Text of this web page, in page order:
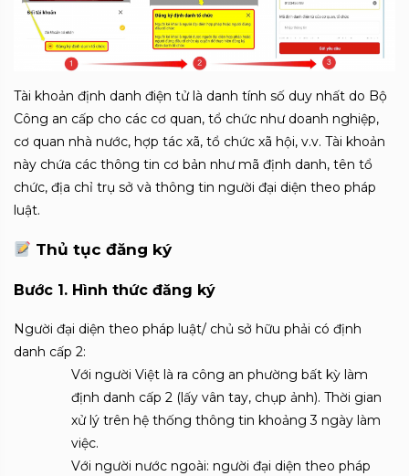
Tài khoản định danh điện tử là danh tính số duy nhất do Bộ
Công an cấp cho các cơ quan, tổ chức như doanh nghiệp,
cơ quan nhà nước, hợp tác xã, tổ chức xã hội, v.v. Tài khoản
này chứa các thông tin cơ bản như mã định danh, tên tổ
chức, địa chỉ trụ sở và thông tin người đại diện theo pháp
luật.
Thủ tục đăng ký
Bước 1. Hình thức đăng ký
Người đại diện theo pháp luật/ chủ sở hữu phải có định
danh cấp 2:
Với người Việt là ra công an phường bất kỳ làm
định danh cấp 2 (lấy vân tay, chụp ảnh). Thời gian
xử lý trên hệ thống thông tin khoảng 3 ngày làm
việc.
Với người nước ngoài: người đại diện theo pháp